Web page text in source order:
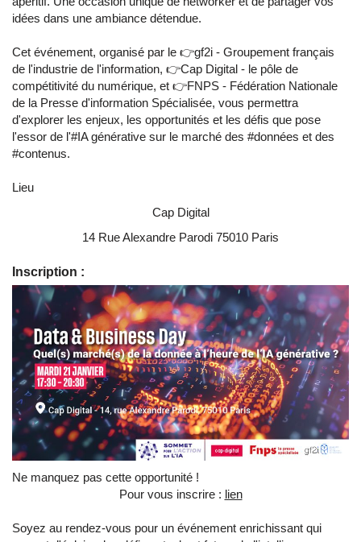
idées dans une ambiance détendue.
Cet événement, organisé par le 👉gf2i - Groupement français
de l'industrie de l'information, 👉Cap Digital - le pôle de
compétitivité du numérique, et 👉FNPS - Fédération Nationale
de la Presse d'information Spécialisée, vous permettra
d'explorer les enjeux, les opportunités et les défis que pose
l'essor de l'#IA générative sur le marché des #données et des
#contenus.
Lieu
Cap Digital
14 Rue Alexandre Parodi 75010 Paris
Inscription :
Ne manquez pas cette opportunité !
Pour vous inscrire : lien
Soyez au rendez-vous pour un événement enrichissant qui